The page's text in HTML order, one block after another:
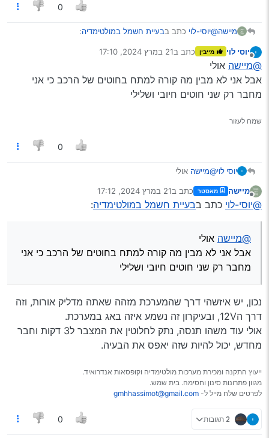
0
מיישה@יוסי-לוי כתב בבעיית חשמל במולטימדיה:
תעשה עדכון מערכת, יכול להיות שזה יעזור, כי זה נשמע לי באג.
מנותק
יוסי לוי מייבין כתב ב21 במרץ 2024, 17:10
נערך לאחרונה על ידי
@מיישה אולי
אבל אני לא מבין מה קורה למתח בחוטים של הרכב כי אני
מחבר רק שני חוטים חיובי ושלילי
שמח לעזור
0
יוסי לוי@מיישה אולי
מחבר רק שני חוטים חיובי ושלילי
מיישה מאסטר כתב ב21 במרץ 2024, 17:12
נערך לאחרונה על ידי
@יוסי-לוי כתב בבעיית חשמל במולטימדיה:
@מיישה אולי
אבל אני לא מבין מה קורה למתח בחוטים של הרכב כי אני
מחבר רק שני חוטים חיובי ושלילי
נכון, יש איזשהי דרך שהמערכת מזהה שאתה מדליק אורות, וזה
דרך ה12V, ובעיקרון זה נשמע איזה באג במערכת.
אולי עוד משהו תנסה, נתק לחלוטין את המצבר ל3 דקות וחבר
מחדש, יכול להיות שזה יאפס את הבעיה.
ייעוץ התקנה ומכירת מערכות מולטימדיה וקופסאות אנדרואיד.
מגוון פתרונות סינון וחסימה. בית שמש.
לפרטים שלח מייל ל- gmhhassimot@gmail.com
2 תגובות 0